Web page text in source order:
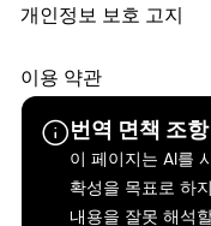
번역 면책 조항
이 페이지는 AI를
확성을 목표로 하
내용을 잘못 해석
개인정보 보호 고지
이용 약관
약관
캘리포니아 투명성